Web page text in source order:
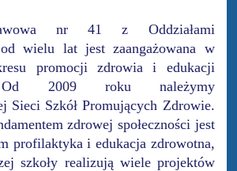
nr 41 z Oddziałami
wielu lat jest zaangażowana w
promocji zdrowia i edukacji
Od 2009 roku należymy
Sieci Szkół Promujących Zdrowie.
zdrowej społeczności jest
profilaktyka i edukacja zdrowotna,
szkoły realizują wiele projektów